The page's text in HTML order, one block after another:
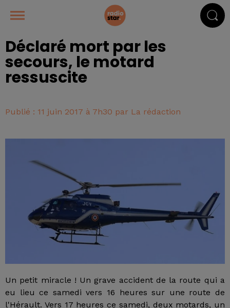
Déclaré mort par les
secours, le motard
ressuscite
Publié : 11 juin 2017 à 7h30 par La rédaction
Un petit miracle ! Un grave accident de la route qui a
eu lieu ce samedi vers 16 heures sur une route de
l'Hérault. Vers 17 heures ce samedi, deux motards, un